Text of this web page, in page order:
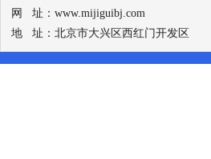
网 址：www.mijiguibj.com
地 址：北京市大兴区西红门开发区